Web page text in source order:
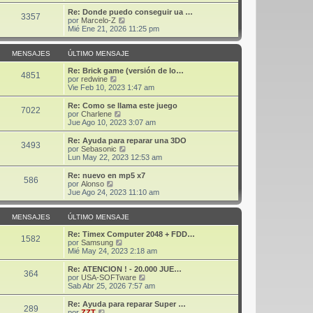
e
m
o
m
e
n
s
a
e
ú
l
i
m
o
m
e
n
s
e
3357
Re: Donde puedo conseguir ua …
por Marcelo-Z
e
r
ú
l
t
i
o
m
e
s
e
Mié Ene 21, 2026 11:25 pm
MENSAJES ÚLTIMO MENSAJE
4851
Re: Brick game (versión de lo…
por redwine
e
r
ú
l
t
o
m
e
s
j
e
Vie Feb 10, 2023 1:47 am
7022
Re: Como se llama este juego
por Charlene
e
r
ú
l
t
o
m
e
n
s
a
e
Jue Ago 10, 2023 3:07 am
3493
Re: Ayuda para reparar una 3DO
por Sebasonic
e
r
ú
l
m
o
m
e
s
Lun May 22, 2023 12:53 am
586
Re: nuevo en mp5 x7
por Alonso
e
r
ú
l
t
i
m
o
m
e
n
s
e
Jue Ago 24, 2023 11:10 am
MENSAJES ÚLTIMO MENSAJE
1582
Re: Timex Computer 2048 + FDD…
por Samsung
e
r
ú
l
t
o
Mié May 24, 2023 2:18 am
364
Re: ATENCION ! - 20.000 JUE…
por USA-SOFTware
e
r
ú
Sab Abr 25, 2026 7:57 am
289
Re: Ayuda para reparar Super …